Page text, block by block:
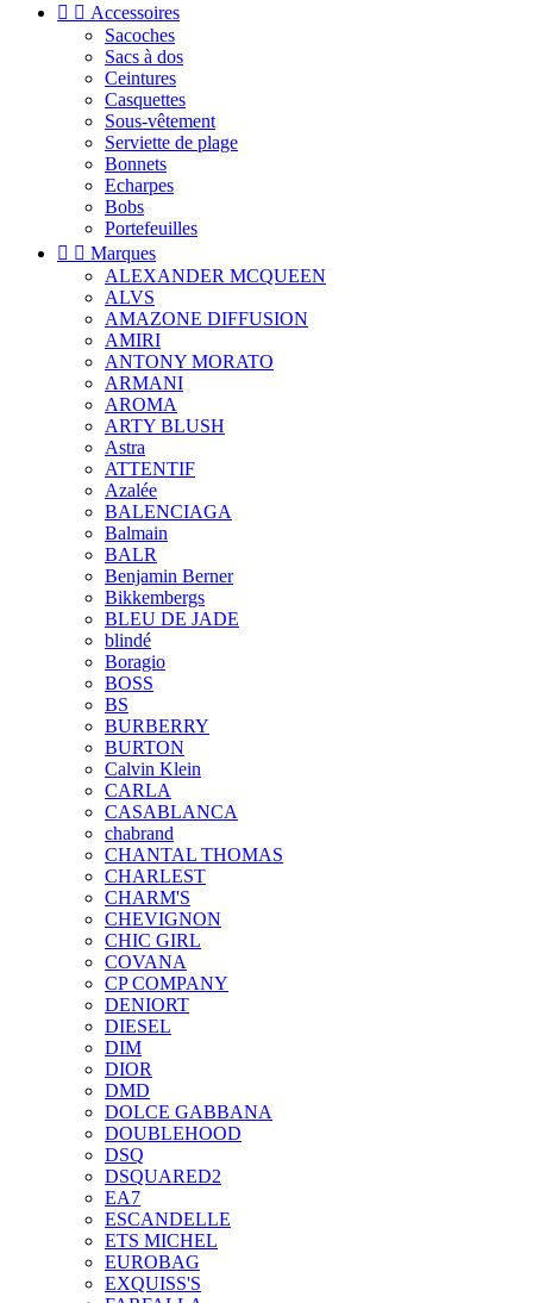
  Accessoires
Sacoches
Sacs à dos
Ceintures
Casquettes
Sous-vêtement
Serviette de plage
Bonnets
Echarpes
Bobs
Portefeuilles
  Marques
ALEXANDER MCQUEEN
ALVS
AMAZONE DIFFUSION
AMIRI
ANTONY MORATO
ARMANI
AROMA
ARTY BLUSH
Astra
ATTENTIF
Azalée
BALENCIAGA
Balmain
BALR
Benjamin Berner
Bikkembergs
BLEU DE JADE
blindé
Boragio
BOSS
BS
BURBERRY
BURTON
Calvin Klein
CARLA
CASABLANCA
chabrand
CHANTAL THOMAS
CHARLEST
CHARM'S
CHEVIGNON
CHIC GIRL
COVANA
CP COMPANY
DENIORT
DIESEL
DIM
DIOR
DMD
DOLCE GABBANA
DOUBLEHOOD
DSQ
DSQUARED2
EA7
ESCANDELLE
ETS MICHEL
EUROBAG
EXQUISS'S